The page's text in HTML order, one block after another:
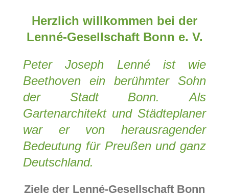
Herzlich willkommen bei der
Lenné-Gesellschaft Bonn e. V.
Peter Joseph Lenné ist wie
Beethoven ein berühmter Sohn
der Stadt Bonn.Als
Gartenarchitekt und Städteplaner
war er von herausragender
Bedeutung für Preußen und ganz
Deutschland.
Ziele der Lenné-Gesellschaft Bonn